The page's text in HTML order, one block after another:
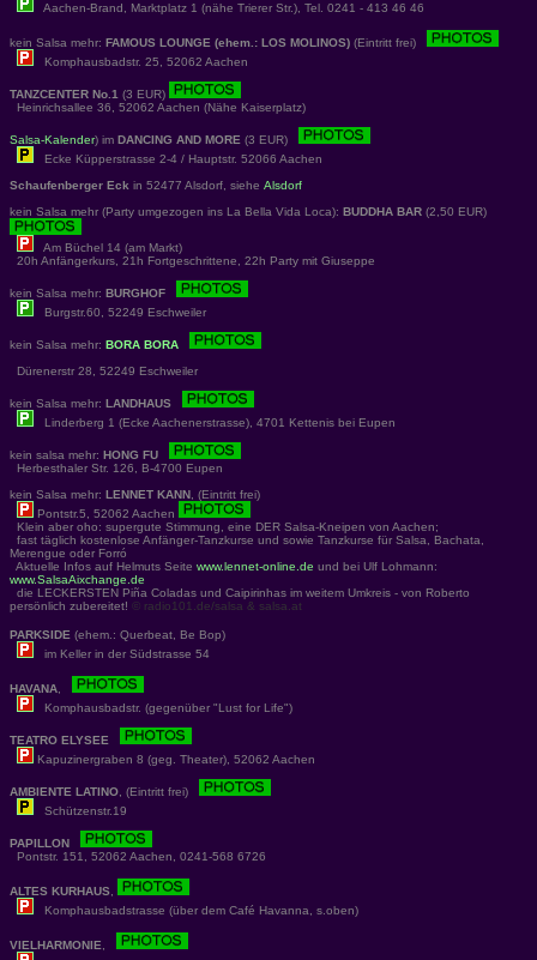
Aachen-Brand, Marktplatz 1 (nähe Trierer Str.), Tel. 0241 - 413 46 46
kein Salsa mehr: FAMOUS LOUNGE (ehem.: LOS MOLINOS) (Eintritt frei)
Komphausbadstr. 25, 52062 Aachen
TANZCENTER No.1 (3 EUR)
Heinrichsallee 36, 52062 Aachen (Nähe Kaiserplatz)
Salsa-Kalender) im DANCING AND MORE (3 EUR)
Ecke Küpperstrasse 2-4 / Hauptstr. 52066 Aachen
Schaufenberger Eck in 52477 Alsdorf, siehe Alsdorf
kein Salsa mehr (Party umgezogen ins La Bella Vida Loca): BUDDHA BAR (2,50 EUR)
Am Büchel 14 (am Markt)
20h Anfängerkurs, 21h Fortgeschrittene, 22h Party mit Giuseppe
kein Salsa mehr: BURGHOF
Burgstr.60, 52249 Eschweiler
kein Salsa mehr: BORA BORA
Dürenerstr 28, 52249 Eschweiler
kein Salsa mehr: LANDHAUS
Linderberg 1 (Ecke Aachenerstrasse), 4701 Kettenis bei Eupen
kein salsa mehr: HONG FU
Herbesthaler Str. 126, B-4700 Eupen
kein Salsa mehr: LENNET KANN , (Eintritt frei)
Pontstr.5, 52062 Aachen
Klein aber oho: supergute Stimmung, eine DER Salsa-Kneipen von Aachen;
fast täglich kostenlose Anfänger-Tanzkurse und sowie Tanzkurse für Salsa, Bachata,
Merengue oder Forró
Aktuelle Infos auf Helmuts Seite www.lennet-online.de und bei Ulf Lohmann:
www.SalsaAixchange.de
die LECKERSTEN Piña Coladas und Caipirinhas im weitem Umkreis - von Roberto
persönlich zubereitet! © radio101.de/salsa & salsa.at
PARKSIDE (ehem.: Querbeat, Be Bop)
im Keller in der Südstrasse 54
HAVANA
Komphausbadstr. (gegenüber "Lust for Life")
TEATRO ELYSEE
Kapuzinergraben 8 (geg. Theater), 52062 Aachen
AMBIENTE LATINO , (Eintritt frei)
Schützenstr.19
PAPILLON
Pontstr. 151, 52062 Aachen, 0241-568 6726
ALTES KURHAUS
Komphausbadstrasse (über dem Café Havanna, s.oben)
VIELHARMONIE